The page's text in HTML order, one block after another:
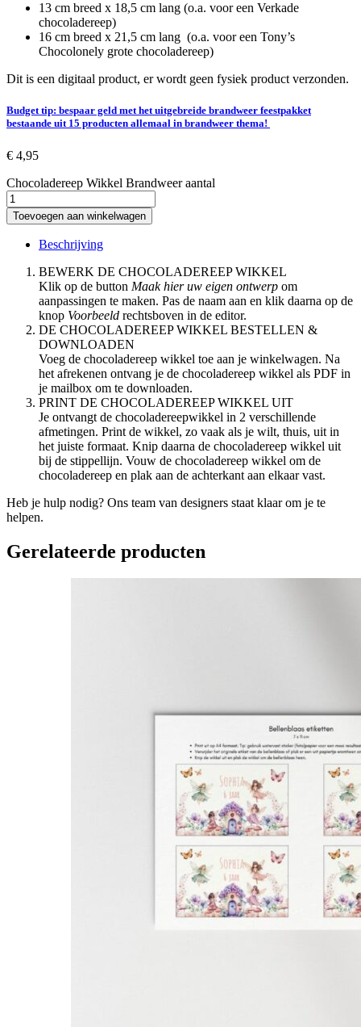
13 cm breed x 18,5 cm lang (o.a. voor een Verkade
chocoladereep)
16 cm breed x 21,5 cm lang (o.a. voor een Tony’s
Chocolonely grote chocoladereep)
Dit is een digitaal product, er wordt geen fysiek product verzonden.
Budget tip: bespaar geld met het uitgebreide brandweer feestpakket
bestaande uit 15 producten allemaal in brandweer thema!
€ 4,95
Chocoladereep Wikkel Brandweer aantal
Toevoegen aan winkelwagen
Beschrijving
BEWERK DE CHOCOLADEREEP WIKKEL
Klik op de button Maak hier uw eigen ontwerp om
aanpassingen te maken. Pas de naam aan en klik daarna op de
knop Voorbeeld rechtsboven in de editor.
DE CHOCOLADEREEP WIKKEL BESTELLEN &
DOWNLOADEN
Voeg de chocoladereep wikkel toe aan je winkelwagen. Na
het afrekenen ontvang je de chocoladereep wikkel als PDF in
je mailbox om te downloaden.
PRINT DE CHOCOLADEREEP WIKKEL UIT
Je ontvangt de chocoladereepwikkel in 2 verschillende
afmetingen. Print de wikkel, zo vaak als je wilt, thuis, uit in
het juiste formaat. Knip daarna de chocoladereep wikkel uit
bij de stippellijn. Vouw de chocoladereep wikkel om de
chocoladereep en plak aan de achterkant aan elkaar vast.
Heb je hulp nodig? Ons team van designers staat klaar om je te
helpen.
Gerelateerde producten